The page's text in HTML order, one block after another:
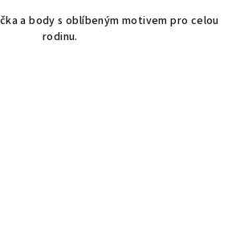
a body s oblíbeným motivem pro celou
rodinu.